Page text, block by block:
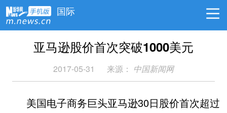
国际
亚马逊股价首次突破1000美元
2017-05-31 来源： 中国新闻网
美国电子商务巨头亚马逊30日股价首次超过